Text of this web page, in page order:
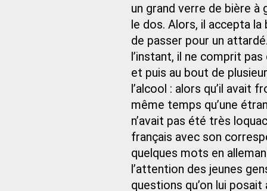
un grand verre de bière
le dos. Alors, il accepta
de passer pour un
l’instant, il ne comprit
et puis au bout de
l’alcool : alors qu’il avait
même temps qu’une
n’avait pas été très
français avec son
quelques mots en
l’attention des jeunes
questions qu’on lui